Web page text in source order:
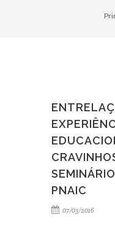
PNAIC
07/03/2016